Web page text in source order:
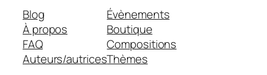
Blog
À propos
FAQ
Auteurs/autrices
Évènements
Boutique
Compositions
Thèmes